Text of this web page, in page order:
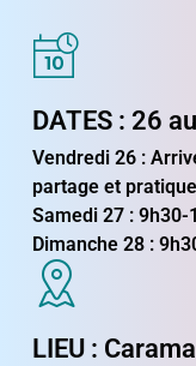
DATES : 26
Vendredi 26 :
partage et
Samedi 27 : 9h30-
Dimanche 28 :
LIEU :